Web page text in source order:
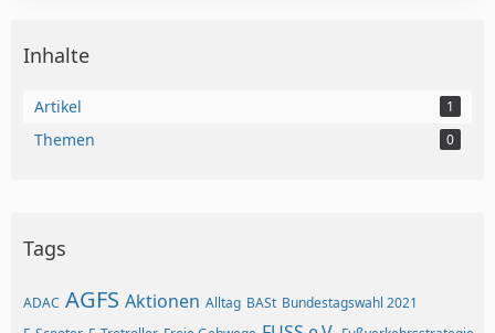
Inhalte
Artikel 1
Themen 0
Tags
ADAC AGFS Aktionen Alltag BASt Bundestagswahl 2021